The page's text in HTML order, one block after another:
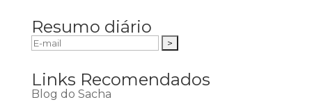
Resumo diário
Links Recomendados
Blog do Sacha